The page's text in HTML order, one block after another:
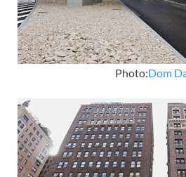
Photo:Dom